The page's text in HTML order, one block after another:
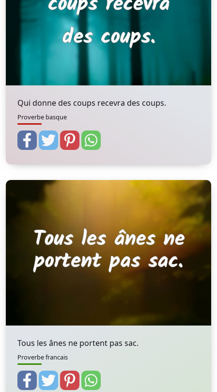
Qui donne des coups recevra des coups.
Proverbe basque
Tous les ânes ne portent pas sac.
Proverbe francais